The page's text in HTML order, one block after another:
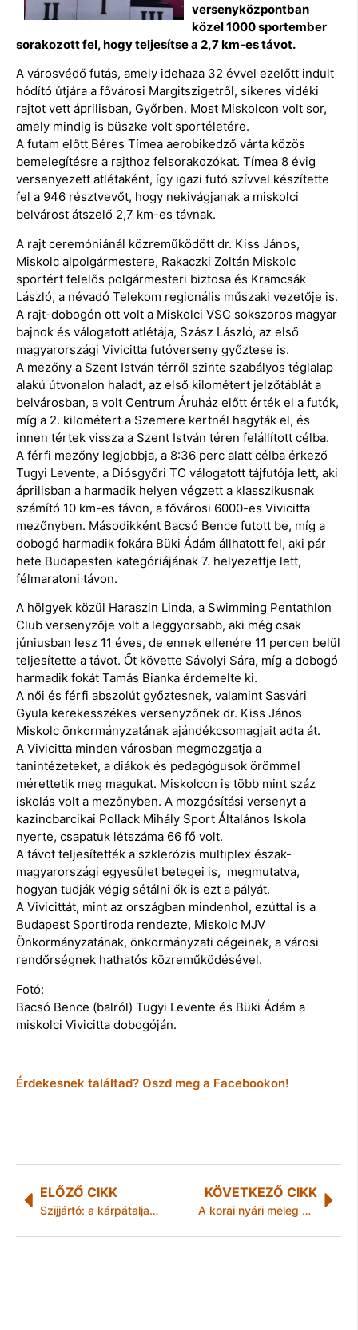
versenyközpontban
közel 1000 sportember
sorakozott fel, hogy teljesítse a 2,7 km-es távot.
A városvédő futás, amely idehaza 32 évvel ezelőtt indult
hódító útjára a fővárosi Margitszigetről, sikeres vidéki
rajtot vett áprilisban, Győrben. Most Miskolcon volt sor,
amely mindig is büszke volt sportéletére.
A futam előtt Béres Tímea aerobikedző várta közös
bemelegítésre a rajthoz felsorakozókat. Tímea 8 évig
versenyezett atlétaként, így igazi futó szívvel készítette
fel a 946 résztvevőt, hogy nekivágjanak a miskolci
belvárost átszelő 2,7 km-es távnak.
A rajt ceremóniánál közreműködött dr. Kiss János,
Miskolc alpolgármestere, Rakaczki Zoltán Miskolc
sportért felelős polgármesteri biztosa és Kramcsák
László, a névadó Telekom regionális műszaki vezetője is.
A rajt-dobogón ott volt a Miskolci VSC sokszoros magyar
bajnok és válogatott atlétája, Szász László, az első
magyarországi Vivicitta futóverseny győztese is.
A mezőny a Szent István térről szinte szabályos téglalap
alakú útvonalon haladt, az első kilométert jelzőtáblát a
belvárosban, a volt Centrum Áruház előtt érték el a futók,
míg a 2. kilométert a Szemere kertnél hagyták el, és
innen tértek vissza a Szent István téren felállított célba.
A férfi mezőny legjobbja, a 8:36 perc alatt célba érkező
Tugyi Levente, a Diósgyőri TC válogatott tájfutója lett, aki
áprilisban a harmadik helyen végzett a klasszikusnak
számító 10 km-es távon, a fővárosi 6000-es Vivicitta
mezőnyben. Másodikként Bacsó Bence futott be, míg a
dobogó harmadik fokára Büki Ádám állhatott fel, aki pár
hete Budapesten kategóriájának 7. helyezettje lett,
félmaratoni távon.
A hölgyek közül Haraszin Linda, a Swimming Pentathlon
Club versenyzője volt a leggyorsabb, aki még csak
júniusban lesz 11 éves, de ennek ellenére 11 percen belül
teljesítette a távot. Őt követte Sávolyi Sára, míg a dobogó
harmadik fokát Tamás Bianka érdemelte ki.
A női és férfi abszolút győztesnek, valamint Sasvári
Gyula kerekesszékes versenyzőnek dr. Kiss János
Miskolc önkormányzatának ajándékcsomagjait adta át.
A Vivicitta minden városban megmozgatja a
tanintézeteket, a diákok és pedagógusok örömmel
mérettetik meg magukat. Miskolcon is több mint száz
iskolás volt a mezőnyben. A mozgósítási versenyt a
kazincbarcikai Pollack Mihály Sport Általános Iskola
nyerte, csapatuk létszáma 66 fő volt.
A távot teljesítették a szklerózis multiplex észak-
magyarországi egyesület betegei is, megmutatva,
hogyan tudják végig sétálni ők is ezt a pályát.
A Vivicittát, mint az országban mindenhol, ezúttal is a
Budapest Sportiroda rendezte, Miskolc MJV
Önkormányzatának, önkormányzati cégeinek, a városi
rendőrségnek hathatós közreműködésével.
Fotó:
Bacsó Bence (balról) Tugyi Levente és Büki Ádám a
miskolci Vivicitta dobogóján.
Érdekesnek találtad? Oszd meg a Facebookon!
ELŐZŐ CIKK
Szijjártó: a kárpátaljai magyarok jogainak megvédése a kormány kötelessége
KÖVETKEZŐ CIKK
A korai nyári meleg miatt megnőtt az erdőtűz kockázat